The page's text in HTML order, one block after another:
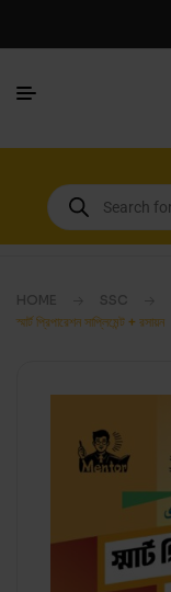
HOME SSC
স্মার্ট প্রিপারেশন সাপ্লিমেন্ট + রসায়ন